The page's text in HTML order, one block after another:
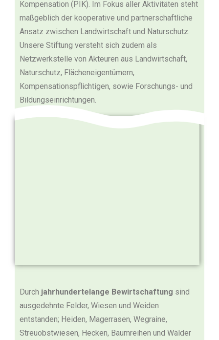
Kompensation (PIK). Im Fokus aller Aktivitäten steht
maßgeblich der kooperative und partnerschaftliche
Ansatz zwischen Landwirtschaft und Naturschutz.
Unsere Stiftung versteht sich zudem als
Netzwerkstelle von Akteuren aus Landwirtschaft,
Naturschutz, Flächeneigentümern,
Kompensationspflichtigen, sowie Forschungs- und
Bildungseinrichtungen.
Durch jahrhundertelange Bewirtschaftung sind
ausgedehnte Felder, Wiesen und Weiden
entstanden; Heiden, Magerrasen, Wegraine,
Streuobstwiesen, Hecken, Baumreihen und Wälder